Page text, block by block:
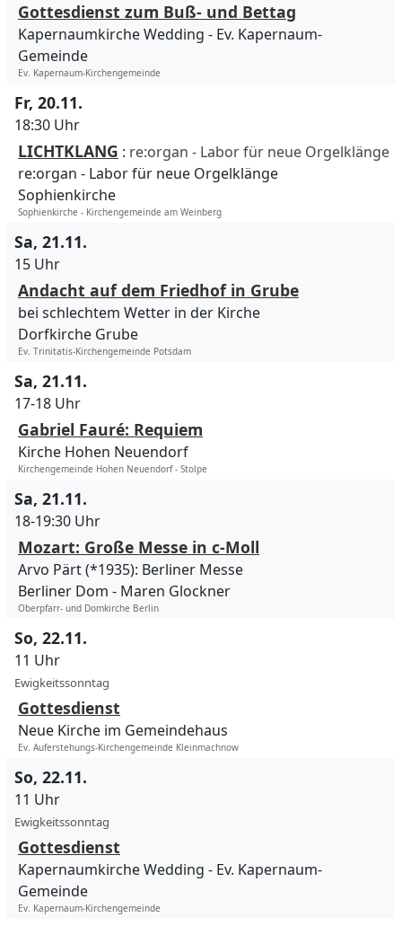
Gottesdienst zum Buß- und Bettag
Kapernaumkirche Wedding
Ev. Kapernaum-
Gemeinde
Ev. Kapernaum-Kirchengemeinde
Fr, 20.11.
18:30 Uhr
LICHTKLANG : re:organ - Labor für neue Orgelklänge
re:organ - Labor für neue Orgelklänge
Sophienkirche
Sophienkirche - Kirchengemeinde am Weinberg
Sa, 21.11.
15 Uhr
Andacht auf dem Friedhof in Grube
bei schlechtem Wetter in der Kirche
Dorfkirche Grube
Ev. Trinitatis-Kirchengemeinde Potsdam
Sa, 21.11.
17-18 Uhr
Gabriel Fauré: Requiem
Kirche Hohen Neuendorf
Kirchengemeinde Hohen Neuendorf - Stolpe
Sa, 21.11.
18-19:30 Uhr
Mozart: Große Messe in c-Moll
Arvo Pärt (*1935): Berliner Messe
Berliner Dom
Maren Glockner
Oberpfarr- und Domkirche Berlin
So, 22.11.
11 Uhr
Ewigkeitssonntag
Gottesdienst
Neue Kirche im Gemeindehaus
Ev. Auferstehungs-Kirchengemeinde Kleinmachnow
So, 22.11.
11 Uhr
Ewigkeitssonntag
Gottesdienst
Kapernaumkirche Wedding
Ev. Kapernaum-
Gemeinde
Ev. Kapernaum-Kirchengemeinde